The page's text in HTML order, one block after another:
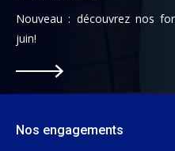
Nouveau : découvrez nos
juin!
Nos engagements